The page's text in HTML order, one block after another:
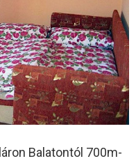
Balatontól 700m-